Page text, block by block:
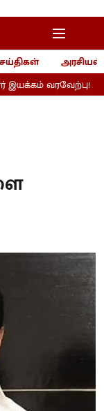
அரசியல்
வரவேற்பு!